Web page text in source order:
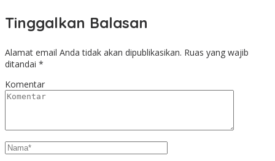
Tinggalkan Balasan
Alamat email Anda tidak akan dipublikasikan. Ruas yang wajib
ditandai *
Komentar